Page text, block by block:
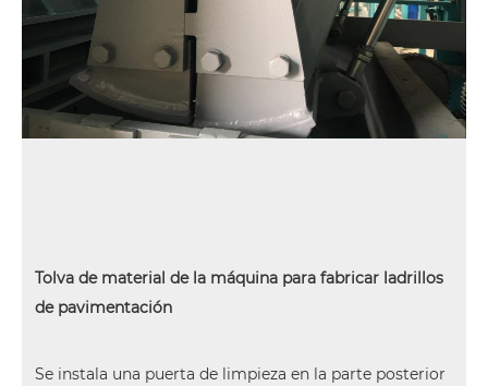
Tolva de material de la máquina para fabricar ladrillos
de pavimentación
Se instala una puerta de limpieza en la parte posterior